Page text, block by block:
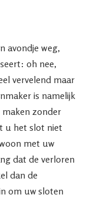
avondje weg,
oh nee,
vervelend maar
is namelijk
zonder
u het slot niet
met uw
dat de verloren
dan de
om uw sloten